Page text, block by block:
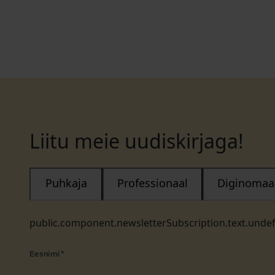
Liitu meie uudiskirjaga!
Puhkaja Professionaal
Eesnimi *